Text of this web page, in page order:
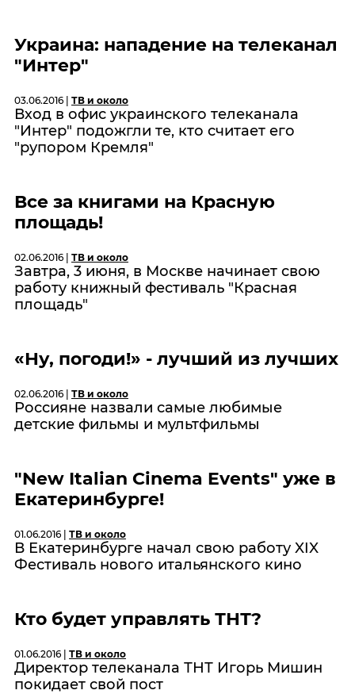
Украина: нападение на телеканал
"Интер"
03.06.2016 | ТВ и около
Вход в офис украинского телеканала
"Интер" подожгли те, кто считает его
"рупором Кремля"
Все за книгами на Красную
площадь!
02.06.2016 | ТВ и около
Завтра, 3 июня, в Москве начинает свою
работу книжный фестиваль "Красная
площадь"
«Ну, погоди!» - лучший из лучших
02.06.2016 | ТВ и около
Россияне назвали самые любимые
детские фильмы и мультфильмы
"New Italian Cinema Events" уже в
Екатеринбурге!
01.06.2016 | ТВ и около
В Екатеринбурге начал свою работу XIX
Фестиваль нового итальянского кино
Кто будет управлять ТНТ?
01.06.2016 | ТВ и около
Директор телеканала ТНТ Игорь Мишин
покидает свой пост